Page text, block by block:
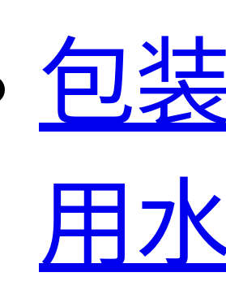
包
用